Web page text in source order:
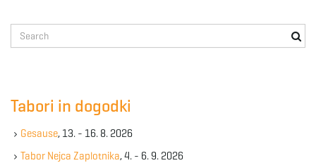
e
e
y
Tabori in dogodki
Gesause, 13. - 16. 8. 2026
Tabor Nejca Zaplotnika, 4. - 6. 9. 2026